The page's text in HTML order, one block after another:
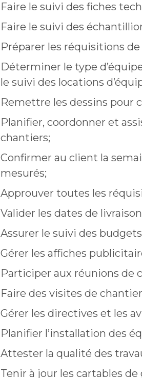
Faire le suivi des fiches
Faire le suivi des
Préparer les réquisitions
Déterminer le type
le suivi des locations
Remettre les dessins pour
Planifier, coordonner et
chantiers;
Confirmer au client la
mesurés;
Approuver toutes les
Valider les dates de
Assurer le suivi des
Gérer les affiches
Participer aux réunions de
Faire des visites de
Gérer les directives et les
Planifier l’installation des
Attester la qualité des
Tenir à jour les cartables